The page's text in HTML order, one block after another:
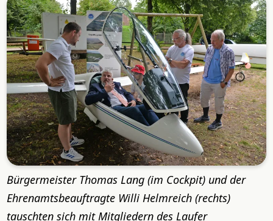
Bürgermeister Thomas Lang (im Cockpit) und der
Ehrenamtsbeauftragte Willi Helmreich (rechts)
tauschten sich mit Mitgliedern des Laufer